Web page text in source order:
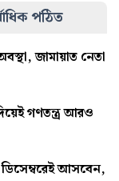
পঠিত
জামায়াত নেতা
গণতন্ত্র আরও
ডিসেম্বরেই আসবেন,